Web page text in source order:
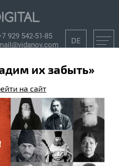
929 542-51-85
DE
их забыть»
на сайт